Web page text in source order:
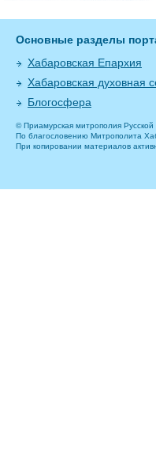
Основные разделы
Хабаровская Епархия
Хабаровская духовная
Блогосфера
© Приамурская митрополия
По благословению Митрополита
При копировании материалов